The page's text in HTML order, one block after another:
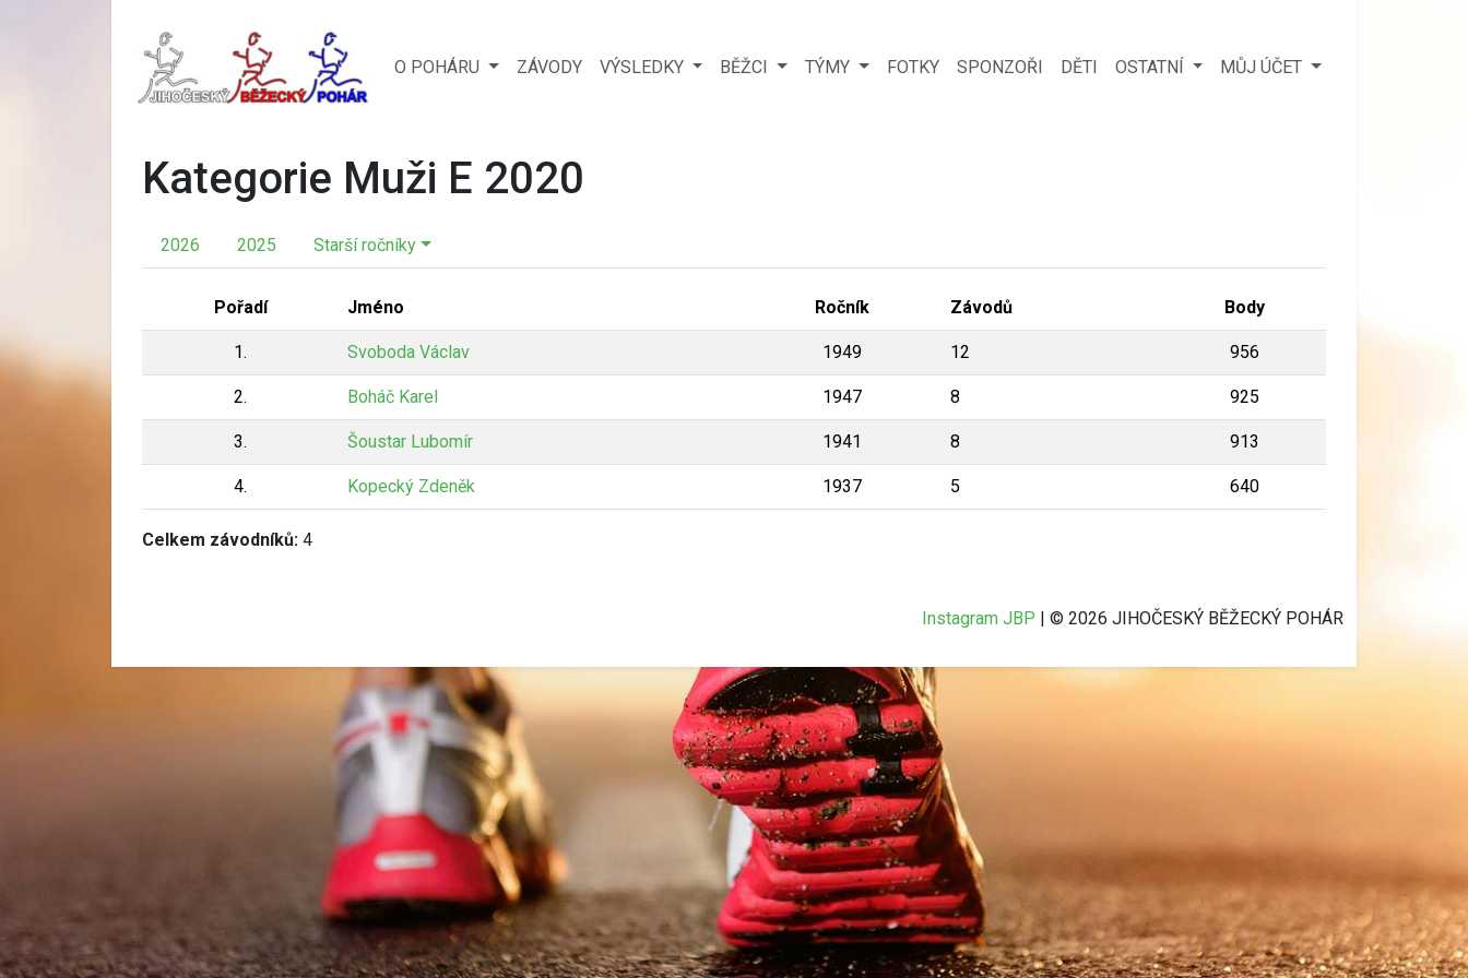
O POHÁRU ZÁVODY VÝSLEDKY BĚŽCI TÝMY FOTKY SPONZOŘI DĚTI OSTATNÍ MŮJ ÚČET
Kategorie Muži E 2020
2026 2025 Starší ročníky
Pořadí Jméno Ročník Závodů Body
1. Svoboda Václav 1949 12 956
2. Boháč Karel 1947 8 925
3. Šoustar Lubomír 1941 8 913
4. Kopecký Zdeněk 1937 5 640
Celkem závodníků: 4
Instagram JBP | © 2026 JIHOČESKÝ BĚŽECKÝ POHÁR